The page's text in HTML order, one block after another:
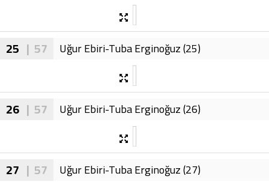
25 | 57 Uğur Ebiri-Tuba Erginoğuz (25)
26 | 57 Uğur Ebiri-Tuba Erginoğuz (26)
27 | 57 Uğur Ebiri-Tuba Erginoğuz (27)